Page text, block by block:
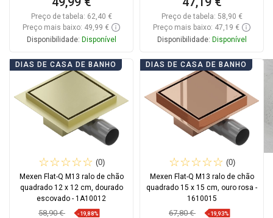
Preço de tabela: 62,40 €
Preço mais baixo: 49,99 €
Disponibilidade: Disponível
Adicionar
Favoritos
Comparar
Preço de tabela: 58,90 €
Preço mais baixo: 47,19 €
Disponibilidade: Disponível
Adicionar
Favoritos
Comparar
DIAS DE CASA DE BANHO
(0)
Mexen Flat-Q M13 ralo de chão
quadrado 12 x 12 cm, dourado
escovado - 1A10012
58,90 € -19,88%
DIAS DE CASA DE BANHO
(0)
Mexen Flat-Q M13 ralo de chão
quadrado 15 x 15 cm, ouro rosa -
1610015
67,80 € -19,93%